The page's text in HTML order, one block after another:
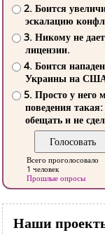
2. Боится
эскалацию
3. Никому не
лицензии.
4. Боится
Украины на
5. Просто у него
поведения такая:
обещать и не
Всего проголосовало
1 человек
Прошлые опросы
Наши